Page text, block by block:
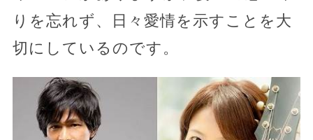
りを忘れず、日々愛情を示すことを大
切にしているのです。